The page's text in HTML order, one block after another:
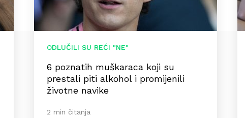
ODLUČILI SU REĆI "NE"
6 poznatih muškaraca koji su
prestali piti alkohol i promijenili
životne navike
2 min čitanja